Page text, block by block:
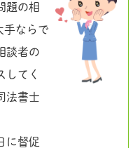
題の相
手ならで
談者の
してく
法書士
に督促